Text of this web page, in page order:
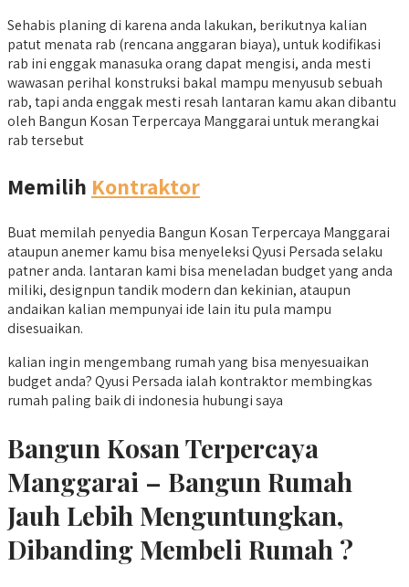
Sehabis planing di karena anda lakukan, berikutnya kalian
patut menata rab (rencana anggaran biaya), untuk kodifikasi
rab ini enggak manasuka orang dapat mengisi, anda mesti
wawasan perihal konstruksi bakal mampu menyusub sebuah
rab, tapi anda enggak mesti resah lantaran kamu akan dibantu
oleh Bangun Kosan Terpercaya Manggarai untuk merangkai
rab tersebut
Memilih Kontraktor
Buat memilah penyedia Bangun Kosan Terpercaya Manggarai
ataupun anemer kamu bisa menyeleksi Qyusi Persada selaku
patner anda. lantaran kami bisa meneladan budget yang anda
miliki, designpun tandik modern dan kekinian, ataupun
andaikan kalian mempunyai ide lain itu pula mampu
disesuaikan.
kalian ingin mengembang rumah yang bisa menyesuaikan
budget anda? Qyusi Persada ialah kontraktor membingkas
rumah paling baik di indonesia hubungi saya
Bangun Kosan Terpercaya
Manggarai – Bangun Rumah
Jauh Lebih Menguntungkan,
Dibanding Membeli Rumah ?